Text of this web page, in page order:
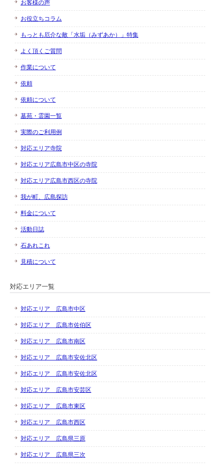
お客様の声
お役立ちコラム
もっとも厄介な敵「水垢（みずあか）」特集
よく頂くご質問
作業について
依頼
依頼について
墓苑・霊園一覧
実際のご利用例
対応エリア寺院
対応エリア広島市中区の寺院
対応エリア広島市西区の寺院
我が町、広島探訪
料金について
活動日誌
石あれこれ
見積について
対応エリア一覧
対応エリア 広島市中区
対応エリア 広島市佐伯区
対応エリア 広島市南区
対応エリア 広島市安佐北区
対応エリア 広島市安佐北区
対応エリア 広島市安芸区
対応エリア 広島市東区
対応エリア 広島市西区
対応エリア 広島県三原
対応エリア 広島県三次